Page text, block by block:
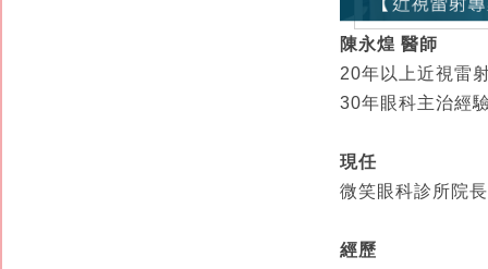
陳永煌 醫師
20年以上近視雷
30年眼科主治經
現任
微笑眼科診所院長
經歷